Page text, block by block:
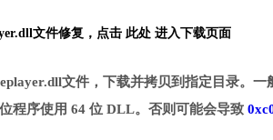
文件修复， 点击 此处 进入下载页面
文件，下载并拷贝到指定目录。
程序使用 64 位 DLL。否则可能会导致